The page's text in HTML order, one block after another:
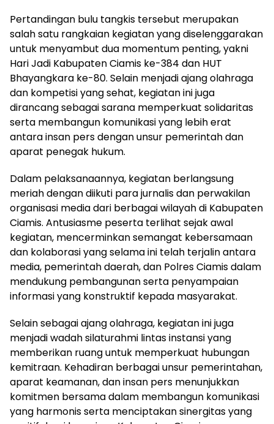
Pertandingan bulu tangkis tersebut merupakan
salah satu rangkaian kegiatan yang diselenggarakan
untuk menyambut dua momentum penting, yakni
Hari Jadi Kabupaten Ciamis ke-384 dan HUT
Bhayangkara ke-80. Selain menjadi ajang olahraga
dan kompetisi yang sehat, kegiatan ini juga
dirancang sebagai sarana memperkuat solidaritas
serta membangun komunikasi yang lebih erat
antara insan pers dengan unsur pemerintah dan
aparat penegak hukum.
Dalam pelaksanaannya, kegiatan berlangsung
meriah dengan diikuti para jurnalis dan perwakilan
organisasi media dari berbagai wilayah di Kabupaten
Ciamis. Antusiasme peserta terlihat sejak awal
kegiatan, mencerminkan semangat kebersamaan
dan kolaborasi yang selama ini telah terjalin antara
media, pemerintah daerah, dan Polres Ciamis dalam
mendukung pembangunan serta penyampaian
informasi yang konstruktif kepada masyarakat.
Selain sebagai ajang olahraga, kegiatan ini juga
menjadi wadah silaturahmi lintas instansi yang
memberikan ruang untuk memperkuat hubungan
kemitraan. Kehadiran berbagai unsur pemerintahan,
aparat keamanan, dan insan pers menunjukkan
komitmen bersama dalam membangun komunikasi
yang harmonis serta menciptakan sinergitas yang